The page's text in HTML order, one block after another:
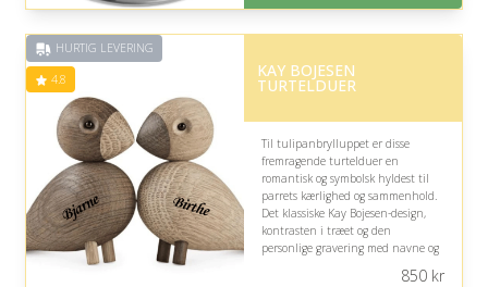
af 5
HURTIG LEVERING
4.8 KAY BOJESEN
TURTELDUER
Til tulipanbrylluppet er disse
fremragende turtelduer en
romantisk og symbolsk hyldest til
parrets kærlighed og sammenhold.
Det klassiske Kay Bojesen-design,
kontrasten i træet og den
personlige gravering med navne og
850kr